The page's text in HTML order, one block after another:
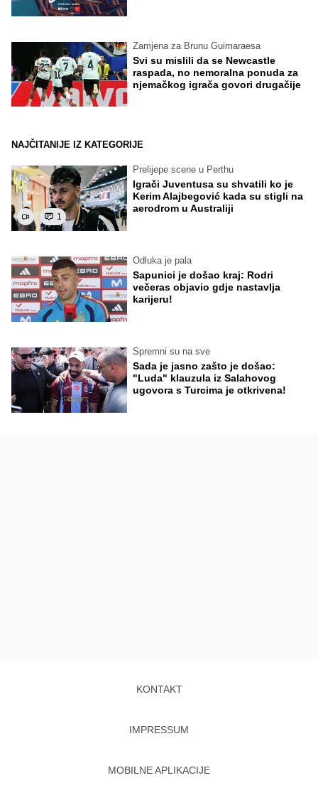
Zamjena za Brunu Guimaraesa
Svi su mislili da se Newcastle
raspada, no nemoralna ponuda za
njemačkog igrača govori drugačije
NAJČITANIJE IZ KATEGORIJE
1
Prelijepe scene u Perthu
Igrači Juventusa su shvatili ko je
Kerim Alajbegović kada su stigli na
aerodrom u Australiji
Odluka je pala
Sapunici je došao kraj: Rodri
večeras objavio gdje nastavlja
karijeru!
Spremni su na sve
Sada je jasno zašto je došao:
"Luda" klauzula iz Salahovog
ugovora s Turcima je otkrivena!
KONTAKT
IMPRESSUM
MOBILNE APLIKACIJE